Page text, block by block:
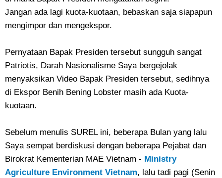
Jangan ada lagi kuota-kuotaan, bebaskan saja siapapun
mengimpor dan mengekspor.
Pernyataan Bapak Presiden tersebut sungguh sangat
Patriotis, Darah Nasionalisme Saya bergejolak
menyaksikan Video Bapak Presiden tersebut, sedihnya
di Ekspor Benih Bening Lobster masih ada Kuota-
kuotaan.
Sebelum menulis SUREL ini, beberapa Bulan yang lalu
Saya sempat berdiskusi dengan beberapa Pejabat dan
Birokrat Kementerian MAE Vietnam - Ministry
Agriculture Environment Vietnam, lalu tadi pagi (Senin